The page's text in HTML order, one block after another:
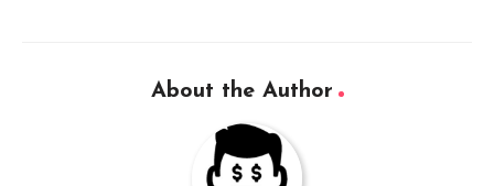
About the Author